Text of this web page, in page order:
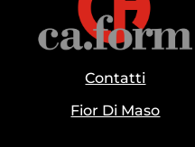
Contatti
Fior Di Maso